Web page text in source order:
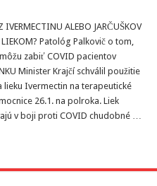
IVERMECTINU ALEBO JARČUŠKOV
Patológ Palkovič o tom,
zabiť COVID pacientov
Minister Krajčí schválil použitie
lieku Ivermectin na terapeutické
26.1. na polroka. Liek
v boji proti COVID chudobné …